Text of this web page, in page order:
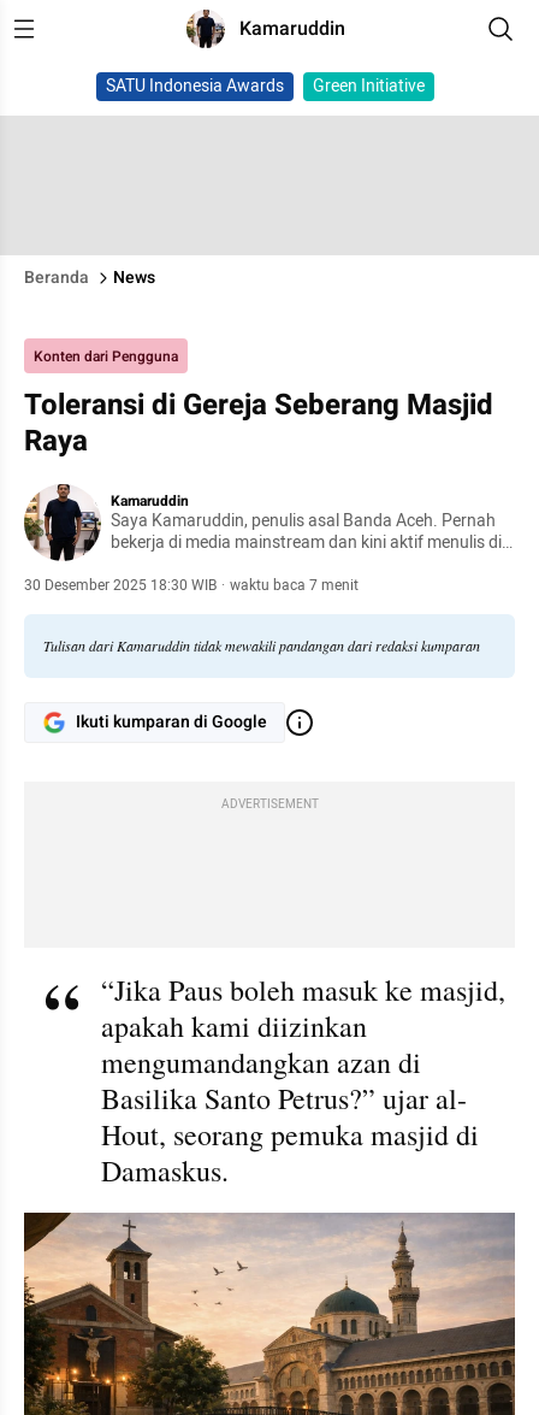
Kamaruddin
SATU Indonesia Awards Green Initiative
Beranda News
Konten dari Pengguna
Toleransi di Gereja Seberang Masjid
Raya
Kamaruddin
Saya Kamaruddin, penulis asal Banda Aceh. Pernah
bekerja di media mainstream dan kini aktif menulis di
30 Desember 2025 18:30 WIB · waktu baca 7 menit
Tulisan dari Kamaruddin tidak mewakili pandangan dari redaksi kumparan
Ikuti kumparan di Google
ADVERTISEMENT
“Jika Paus boleh masuk ke masjid,
apakah kami diizinkan
mengumandangkan azan di
Basilika Santo Petrus?” ujar al-
Hout, seorang pemuka masjid di
Damaskus.